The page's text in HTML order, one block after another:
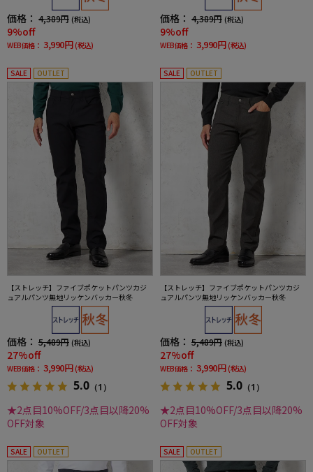
価格： 4,389円 (税込)
9%off
WEB価格： 3,990円 (税込)
価格： 4,389円 (税込)
9%off
WEB価格： 3,990円 (税込)
SALE OUTLET
【ストレッチ】ファイブポケットパンツカジ
ュアルパンツ無地リッケンバッカー秋冬
価格： 5,489円 (税込)
27%off
WEB価格： 3,990円 (税込)
5.0 （1）
★2点目10%OFF/3点目以降20%
OFF対象
SALE OUTLET
【ストレッチ】ファイブポケットパンツカジ
ュアルパンツ無地リッケンバッカー秋冬
価格： 5,489円 (税込)
27%off
WEB価格： 3,990円 (税込)
5.0 （1）
★2点目10%OFF/3点目以降20%
OFF対象
SALE OUTLET SALE OUTLET